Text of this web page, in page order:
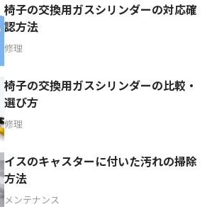
椅子の交換用ガスシリンダーの対応確
認方法
修理
椅子の交換用ガスシリンダーの比較・
選び方
修理
イスのキャスターに付いた汚れの掃除
方法
メンテナンス